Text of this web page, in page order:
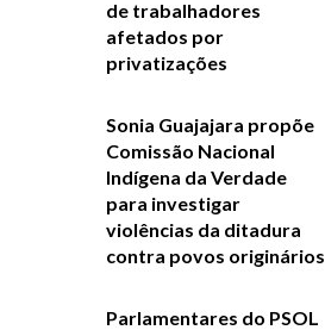
de trabalhadores
afetados por
privatizações
Sonia Guajajara propõe
Comissão Nacional
Indígena da Verdade
para investigar
violências da ditadura
contra povos originários
Parlamentares do PSOL